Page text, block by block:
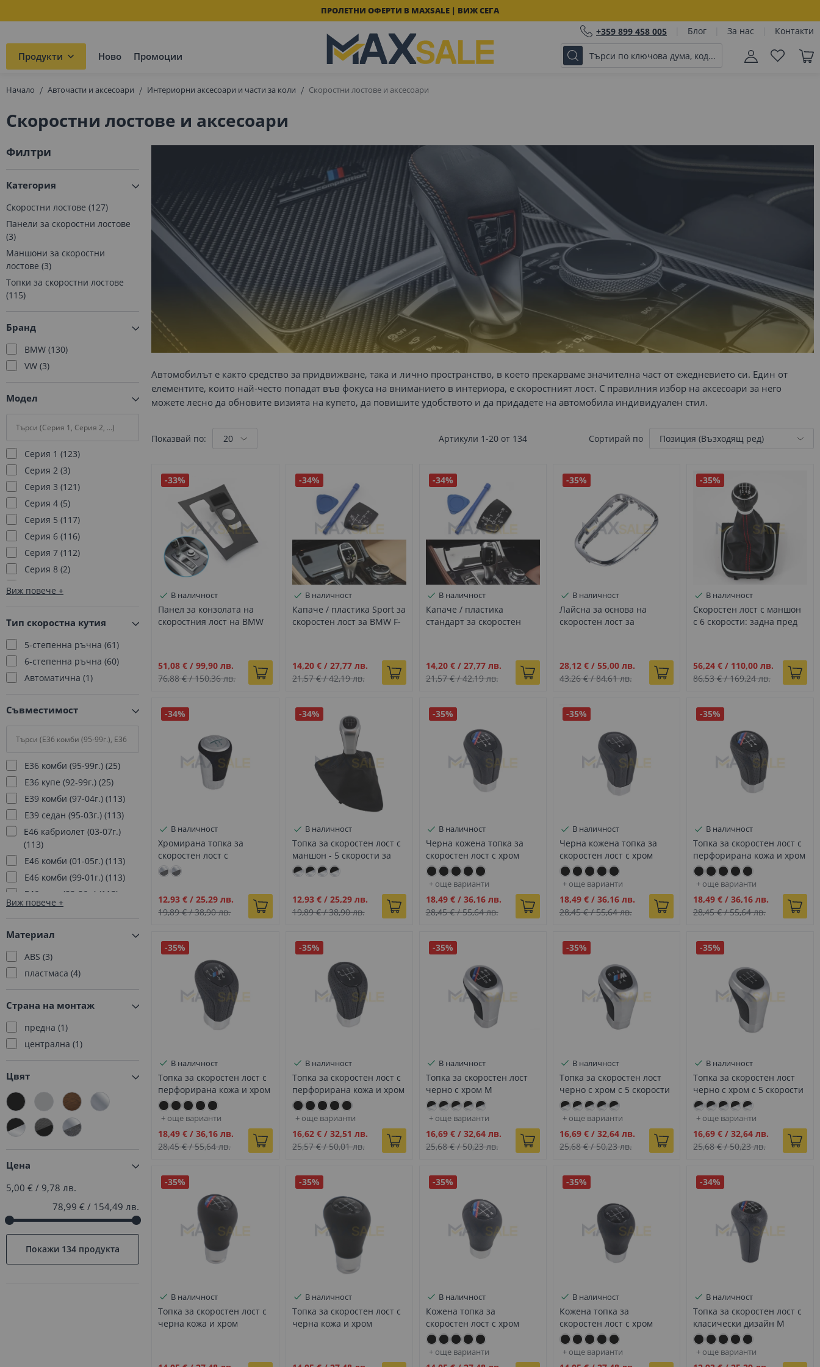
ПРОЛЕТНИ ОФЕРТИ В MAXSALE | ВИЖ СЕГА
+359 899 458 005 Блог За нас Контакти
Продукти Ново Промоции
Начало Авточасти и аксесоари Интериорни аксесоари и части за коли Скоростни лостове и аксесоари
Скоростни лостове и аксесоари
Автомобилът е както средство за придвижване, така и лично пространство, в което прекарваме значителна част от ежедневието си. Един от
елементите, които най-често попадат във фокуса на вниманието в интериора, е скоростният лост. С правилния избор на аксесоари за него
можете лесно да обновите визията на купето, да повишите удобството и да придадете на автомобила индивидуален стил.
Показвай по: Артикули 1-20от 134 Сортирай по
-33%
В наличност
Панел за конзолата на
скоростния лост на BMW
Промо
цена
51,08 € /99,90 лв.
76,88 €/150,36 лв.
-34%
В наличност
Капаче / пластика Sport за
скоростен лост за BMW F-
Промо
цена
14,20 €/ 27,77 лв.
21,57 €/42,19 лв.
-34%
В наличност
Капаче / пластика
стандарт за скоростен
Промо
цена
14,20 €/ 27,77 лв.
21,57 €/42,19 лв.
-35%
В наличност
Лайсна за основа на
скоростен лост за
Промо
цена
28,12 €/ 55,00 лв.
43,26 €/84,61 лв.
-35%
В наличност
Скоростен лост с маншон
с 6 скорости: задна пред
Промо
цена
56,24 €/ 110,00 лв.
86,53 €/169,24 лв.
-34%
В наличност
Хромирана топка за
скоростен лост с
алкантара детайл за BMW
Промо
цена
12,93 € /25,29 лв.
19,89 €/38,90 лв.
-34%
В наличност
Топка за скоростен лост с
маншон - 5 скорости за
BMW 1 Серия E81 E82 E87
Промо
цена
12,93 €/ 25,29 лв.
19,89 €/38,90 лв.
-35%
В наличност
Черна кожена топка за
скоростен лост с хром
лайстна М Performance с 5
скорости с за BMW Е
серия - DZ119
+ още варианти
Промо
цена
18,49 €/ 36,16 лв.
28,45 €/55,64 лв.
-35%
В наличност
Черна кожена топка за
скоростен лост с хром
лайстна с 5 скорости за
BMW E серия - DZ113
+ още варианти
Промо
цена
18,49 €/ 36,16 лв.
28,45 €/55,64 лв.
-35%
В наличност
Топка за скоростен лост с
перфорирана кожа и хром
лайстна М Performance с 5
скорости с за BMW Е
серия - DZ111
+ още варианти
Промо
цена
18,49 €/ 36,16 лв.
28,45 €/55,64 лв.
-35%
В наличност
Топка за скоростен лост с
перфорирана кожа и хром
лайстна с 5 скорости с M
лого за BMW Е серия -
DZ109
+ още варианти
Промо
цена
18,49 € /36,16 лв.
28,45 €/55,64 лв.
-35%
В наличност
Топка за скоростен лост с
перфорирана кожа и хром
лайстна с 5 скорости за
BMW E серия - DZ105
+ още варианти
Промо
цена
16,62 €/ 32,51 лв.
25,57 €/50,01 лв.
-35%
В наличност
Топка за скоростен лост
черно с хром М
Performance с 5 скорости с
за BMW Е серия - DZ103
+ още варианти
Промо
цена
16,69 €/ 32,64 лв.
25,68 €/50,23 лв.
-35%
В наличност
Топка за скоростен лост
черно с хром с 5 скорости
с M лого за BMW Е серия -
DZ099
+ още варианти
Промо
цена
16,69 €/ 32,64 лв.
25,68 €/50,23 лв.
-35%
В наличност
Топка за скоростен лост
черно с хром с 5 скорости
за BMW E серия - DZ097
+ още варианти
Промо
цена
16,69 €/ 32,64 лв.
25,68 €/50,23 лв.
-35%
В наличност
Топка за скоростен лост с
черна кожа и хром
-35%
В наличност
Топка за скоростен лост с
черна кожа и хром
-35%
В наличност
Кожена топка за
скоростен лост с хром
лайстна М Performance с 5
скорости с за BMW Е
серия - DZ079
+ още варианти
-35%
В наличност
Кожена топка за
скоростен лост с хром
лайстна с 5 скорости за
BMW E серия - DZ073
+ още варианти
-34%
В наличност
Топка за скоростен лост с
класически дизайн М
Performance с 6 скорости с
за BMW Е серия - DZ056
+ още варианти
Филтри
Категория
Скоростни лостове 127
Панели за скоростни лостове
3
Маншони за скоростни
лостове 3
Топки за скоростни лостове
115
Бранд
BMW 130
VW 3
Модел
Серия 1
123
Серия 2 3
Серия 3 121
Серия 4 5
Серия 5 117
Серия 6 116
Серия 7 112
Серия 8 2
Виж повече
Тип скоростна кутия
5-степенна ръчна 61
6-степенна ръчна 60
Автоматична 1
Съвместимост
E36 комби (95-99г.) 25
E36 купе (92-99г.) 25
E39 комби (97-04г.) 113
E39 седан (95-03г.) 113
E46 кабриолет (03-07г.)
113
E46 комби (01-05г.) 113
E46 комби (99-01г.) 113
E46 купе (03-06г.) 113
E46 купе (99-02г.)
E46 седан (01-05г.)
E60 седан (03-07г.)
E60 седан (07-10г.)
E61 комби (07-10г.)
E64 кабриолет (04-11г.)
E87 хечбек (05-11г.)
Виж повече
Материал
ABS 3
пластмаса 4
Страна на монтаж
предна 1
централна 1
Цвят
Цена
5,00 € / 9,78 лв.
78,99 € / 154,49 лв.
Покажи 134 продукта